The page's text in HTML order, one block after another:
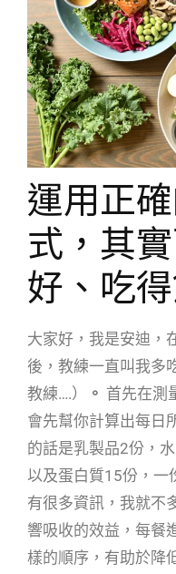
運用正
式，其
好、吃
大家好，我是安迪，
後，教練一直叫我多
教練….）
。 首先在測
會先幫你計算出每日
的話是乳製品2份，
以及蛋白質15份，一
有很多資訊，我就不
響吸收的效益，每餐
樣的順序，有助於降